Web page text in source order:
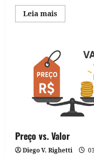
Leia maisRead
more
Querem
que
Você
Saiba
Disso
Preço vs. Valor
Diego V. Righetti